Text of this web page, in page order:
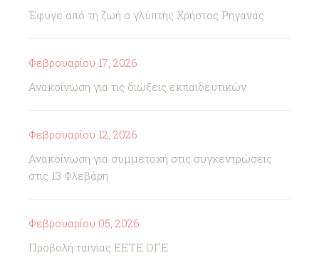
Έφυγε από τη ζωή ο γλύπτης Χρήστος Ρηγανάς
Φεβρουαρίου 17, 2026
Ανακοίνωση για τις διώξεις εκπαιδευτικών
Φεβρουαρίου 12, 2026
Ανακοίνωση για συμμετοχή στις συγκεντρώσεις
στις 13 Φλεβάρη
Φεβρουαρίου 05, 2026
Προβολή ταινίας ΕΕΤΕ ΟΓΕ